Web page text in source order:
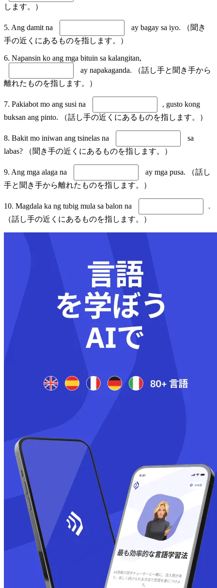
します。）
5. Ang damit na
ay bagay sa iyo. （聞き
手の近くにあるものを指します。）
6. Napansin ko ang mga bituin sa kalangitan,
ay napakaganda. （話し手と聞き手から
離れたものを指します。）
7. Pakiabot mo ang susi na
, gusto kong
buksan ang pinto. （話し手の近くにあるものを指します。）
8. Bakit mo iniwan ang tsinelas na
sa
labas? （聞き手の近くにあるものを指します。）
9. Ang mga alaga na
ay mga pusa. （話し
手と聞き手から離れたものを指します。）
10. Magdala ka ng tubig mula sa balon na
.
（話し手の近くにあるものを指します。）